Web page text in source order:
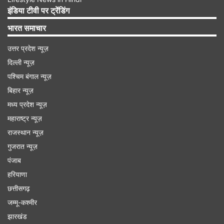
इंग्लैंड में मौजूद थे। साई सुदर्शन अपने डेब्यू मैच में खाता तक
नहीं खोल पाए और चार बॉल खेलकर आउट हो गए। एक वक्त
टीम इंडिया काफी मजबूत दिख रही ​थी, लेकिन साई सुदर्शन के
आउट होने के बाद सब कुछ बदल गया।
इंडिया टीवी पर ट्रेंडिंग
भारत समाचार
उत्तर प्रदेश न्यूज़
दिल्ली न्यूज़
पश्चिम बंगाल न्यूज़
बिहार न्यूज़
मध्य प्रदेश न्यूज़
महाराष्ट्र न्यूज़
राजस्थान न्यूज़
गुजरात न्यूज़
पंजाब
हरियाणा
छत्तीसगढ़
जम्मू-कश्मीर
झारखंड